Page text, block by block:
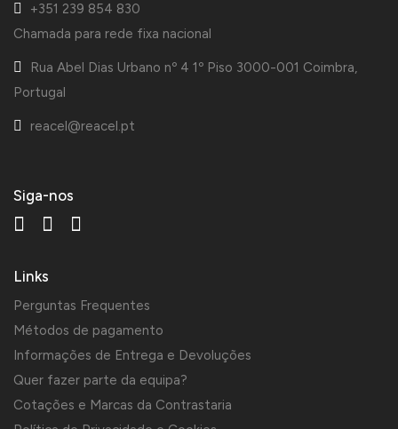
+351 239 854 830
Chamada para rede fixa nacional
Rua Abel Dias Urbano nº 4 1º Piso 3000-001 Coimbra,
Portugal
reacel@reacel.pt
Siga-nos
Links
Perguntas Frequentes
Métodos de pagamento
Informações de Entrega e Devoluções
Quer fazer parte da equipa?
Cotações e Marcas da Contrastaria